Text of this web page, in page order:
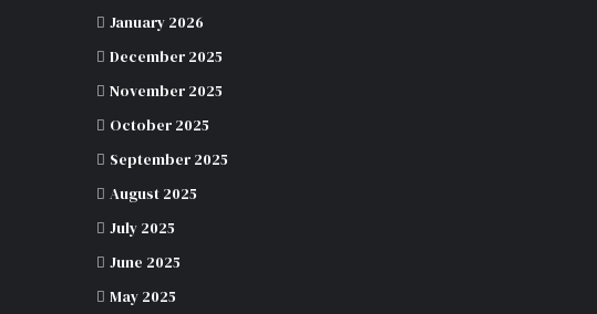
January 2026
December 2025
November 2025
October 2025
September 2025
August 2025
July 2025
June 2025
May 2025